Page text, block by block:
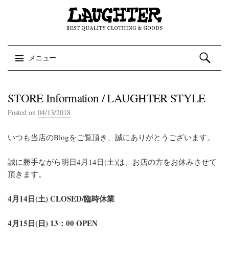
メニュー
検索:
STORE Information / LAUGHTER STYLE
Posted on 04/13/2018
いつも当店のBlogをご覧頂き、誠にありがとうございます。
誠に勝手ながら明日4月14日(土)は、お店の方をお休みさせて
頂きます。
4月14日(土) CLOSED/臨時休業
4月15日(日) 13：00 OPEN